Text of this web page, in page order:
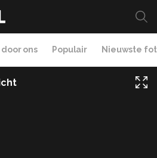
ons Populair Nieuwste